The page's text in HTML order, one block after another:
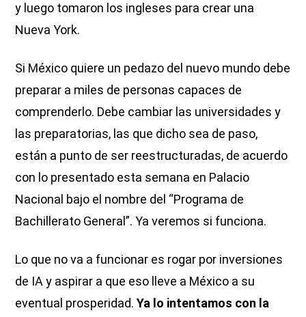
y luego tomaron los ingleses para crear una
Nueva York.
Si México quiere un pedazo del nuevo mundo debe
preparar a miles de personas capaces de
comprenderlo. Debe cambiar las universidades y
las preparatorias, las que dicho sea de paso,
están a punto de ser reestructuradas, de acuerdo
con lo presentado esta semana en Palacio
Nacional bajo el nombre del “Programa de
Bachillerato General”. Ya veremos si funciona.
Lo que no va a funcionar es rogar por inversiones
de IA y aspirar a que eso lleve a México a su
eventual prosperidad.Ya lo intentamos con la